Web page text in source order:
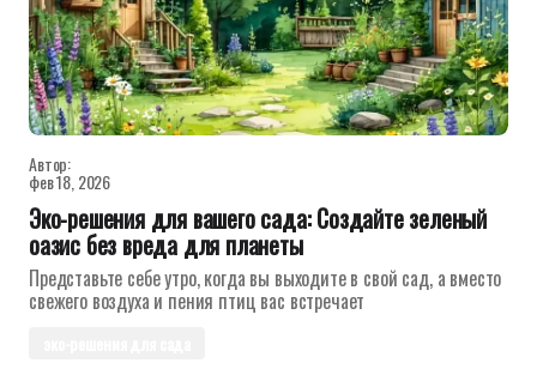
Автор:
фев 18, 2026
Эко-решения для вашего сада: Создайте зеленый
оазис без вреда для планеты
Представьте себе утро, когда вы выходите в свой сад, а вместо
свежего воздуха и пения птиц вас встречает